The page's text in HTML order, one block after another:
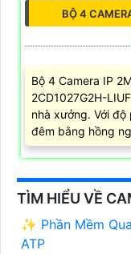
BỘ 4
Bộ 4 Camera IP
2CD1027G2H-
nhà xưởng. Với
đêm bằng hồng
TÌM HIỂU VỀ
✨ Phần Mềm
ATP